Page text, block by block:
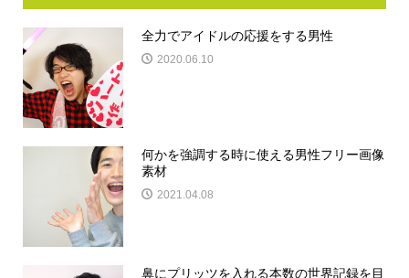
全力でアイドルの応援をする男性
2020.06.10
何かを強調する時に使える男性フリー画像
素材
2021.04.08
鼻にプリッツを入れる本数の世界記録を目